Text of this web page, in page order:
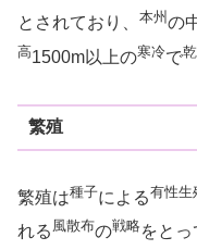
とされており、 本州 の
高1500m以上の寒冷で
繁殖
繁殖は種子による有性生
れる 風散布の戦略 をとっ